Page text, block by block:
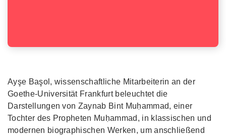
Ayşe Başol, wissenschaftliche Mitarbeiterin an der
Goethe-Universität Frankfurt beleuchtet die
Darstellungen von Zaynab Bint Muḥammad, einer
Tochter des Propheten Muḥammad, in klassischen und
modernen biographischen Werken, um anschließend